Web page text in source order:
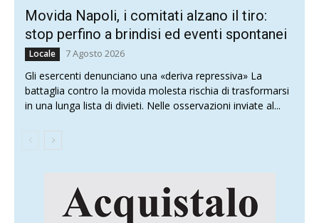
Movida Napoli, i comitati alzano il tiro:
stop perfino a brindisi ed eventi spontanei
Locale 7 Agosto 2026
Gli esercenti denunciano una «deriva repressiva» La
battaglia contro la movida molesta rischia di trasformarsi
in una lunga lista di divieti. Nelle osservazioni inviate al...